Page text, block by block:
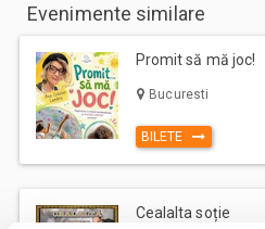
Evenimente similare
Promit să mă joc!
Bucuresti
BILETE
Cealalta soție